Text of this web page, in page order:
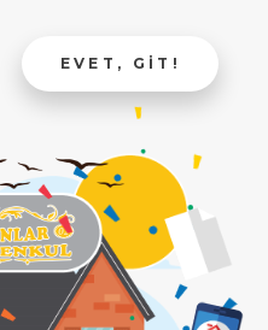
EVET, GIT!